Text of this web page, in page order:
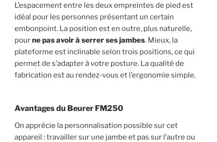
L’espacement entre les deux empreintes de pied est
idéal pour les personnes présentant un certain
embonpoint. La position est en outre, plus naturelle,
pourne pas avoir à serrer ses jambes. Mieux, la
plateforme est inclinable selon trois positions, ce qui
permet de s’adapter à votre posture. La qualité de
fabrication est au rendez-vous et l’ergonomie simple.
Avantages du Beurer FM250
On apprécie la personnalisation possible sur cet
appareil : travailler sur une jambe et pas sur l’autre ou